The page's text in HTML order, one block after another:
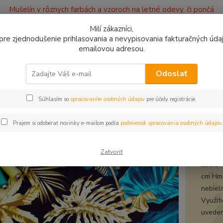
Mušelín v rôznych farbách a vzoroch na letné odevy, či pončá
Bavlnené látky Bavlna Rôznofarebné listy na tmavom
Rôznofarebné listy na
Látka
cm
Milí zákazníci,
zjednodušenie prihlasovania a nevypisovania fakturačných
emailovou adresou.
Odoslať
Súhlasím so spracovaním osobných údajov pre účely registrácie.
Prajem si odoberať novinky e-mailom podľa podmienok spracovania osobných údajov.
Zatvoriť